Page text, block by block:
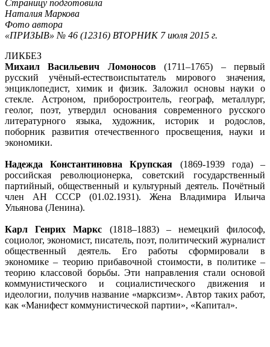
Страницу подготовила
Наталия Маркова
Фото автора
«ПРИЗЫВ» № 46 (12316) ВТОРНИК 7 июля 2015 г.
ЛИКБЕЗ
Михаил Васильевич Ломоносов(1711–1765) – первый
русский учёный-естествоиспытатель мирового значения,
энциклопедист, химик и физик. Заложил основы науки о
стекле. Астроном, приборостроитель, географ, металлург,
геолог, поэт, утвердил основания современного русского
литературного языка, художник, историк и родослов,
поборник развития отечественного просвещения, науки и
экономики.
Надежда Константиновна Крупская (1869-1939 года) –
российская революционерка, советский государственный
партийный, общественный и культурный деятель. Почётный
член АН СССР (01.02.1931). Жена Владимира Ильича
Ульянова (Ленина).
Карл Генрих Маркс (1818–1883) – немецкий философ,
социолог, экономист, писатель, поэт, политический журналист
общественный деятель. Его работы сформировали в
экономике – теорию прибавочной стоимости, в политике –
теорию классовой борьбы. Эти направления стали основой
коммунистического и социалистического движения и
идеологии, получив название «марксизм». Автор таких работ,
как «Манифест коммунистической партии», «Капитал».